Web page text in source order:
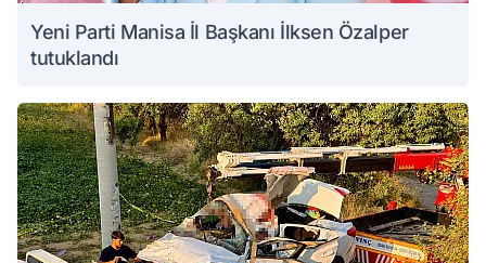
Yeni Parti Manisa İl Başkanı İlksen Özalper
tutuklandı